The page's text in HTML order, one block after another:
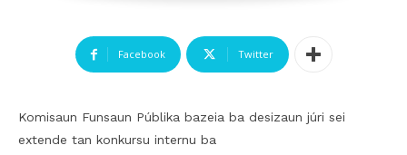
Facebook Twitter
Komisaun Funsaun Públika bazeia ba desizaun júri sei
extende tan konkursu internu ba